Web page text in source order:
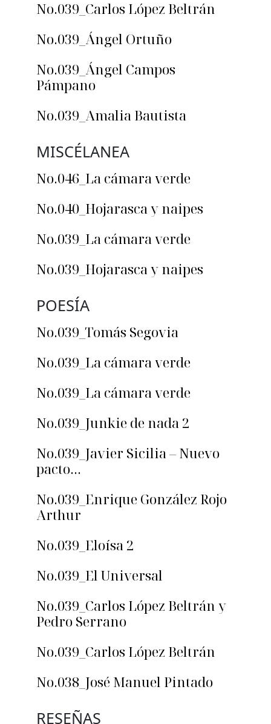
No.039_Carlos López Beltrán
No.039_Ángel Ortuño
No.039_Ángel Campos
Pámpano
No.039_Amalia Bautista
MISCÉLANEA
No.046_La cámara verde
No.040_Hojarasca y naipes
No.039_La cámara verde
No.039_Hojarasca y naipes
POESÍA
No.039_Tomás Segovia
No.039_La cámara verde
No.039_La cámara verde
No.039_Junkie de nada 2
No.039_Javier Sicilia – Nuevo
pacto…
No.039_Enrique González Rojo
Arthur
No.039_Eloísa 2
No.039_El Universal
No.039_Carlos López Beltrán y
Pedro Serrano
No.039_Carlos López Beltrán
No.038_José Manuel Pintado
RESEÑAS